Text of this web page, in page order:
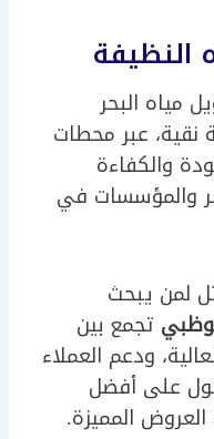
النظيفة
مياه البحر
نقية، عبر محطات
والكفاءة
والمؤسسات في
لمن يبحث
تجمع بين
ودعم العملاء
على أفضل
المميزة.